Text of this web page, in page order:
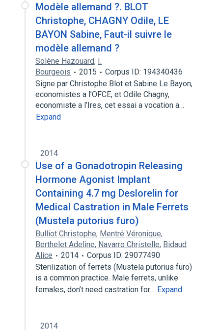
Modèle allemand ?. BLOT
Christophe, CHAGNY Odile, LE
BAYON Sabine, Faut-il suivre le
modèle allemand ?
Solène Hazouard, I.
Bourgeois
2015
Corpus ID: 194340436
Signe par Christophe Blot et Sabine Le Bayon,
economistes a l’OFCE, et Odile Chagny,
economiste a l’Ires, cet essai a vocation a…
Expand
2014
Use of a Gonadotropin Releasing
Hormone Agonist Implant
Containing 4.7 mg Deslorelin for
Medical Castration in Male Ferrets
(Mustela putorius furo)
Bulliot Christophe, Mentré Véronique,
Berthelet Adeline, Navarro Christelle, Bidaud
Alice
2014
Corpus ID: 29077490
Sterilization of ferrets (Mustela putorius furo)
is a common practice. Male ferrets, unlike
females, don’t need castration for… Expand
2014